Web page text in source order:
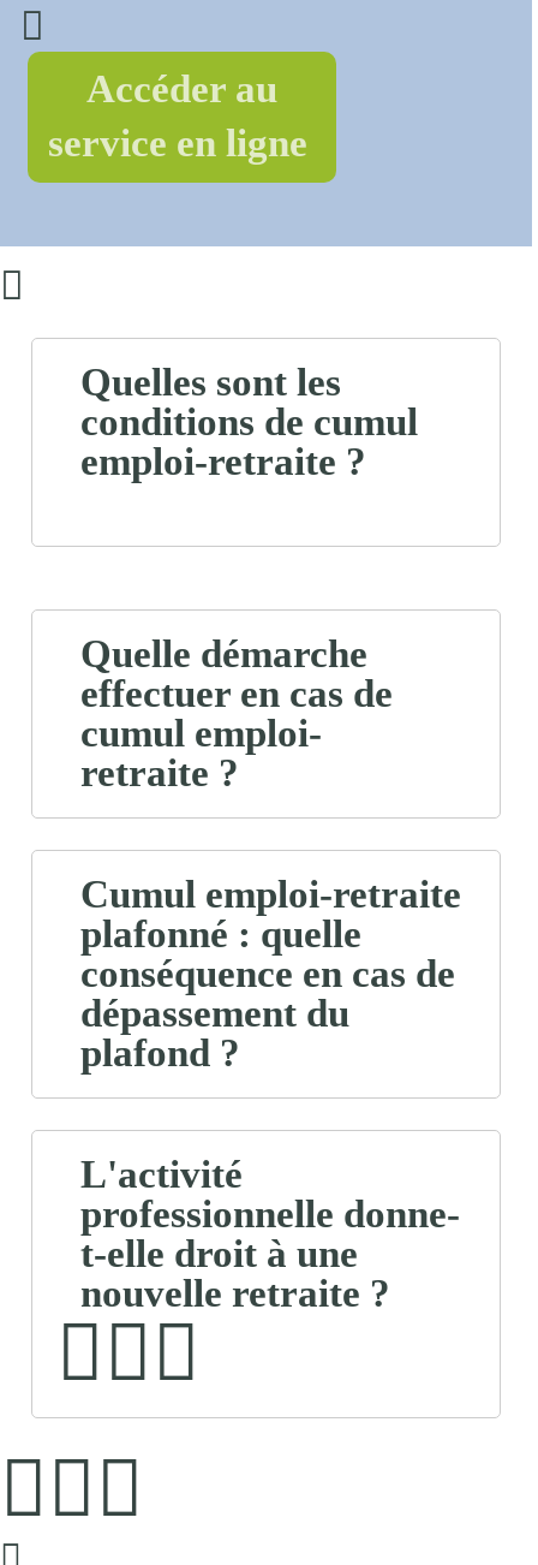
Accéder au
service en ligne
Quelles sont les
conditions de cumul
emploi-retraite ?
Quelle démarche
effectuer en cas de
cumul emploi-
retraite ?
Cumul emploi-retraite
plafonné : quelle
conséquence en cas de
dépassement du
plafond ?
L'activité
professionnelle donne-
t-elle droit à une
nouvelle retraite ?